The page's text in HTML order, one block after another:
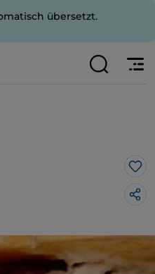
übersetzt.